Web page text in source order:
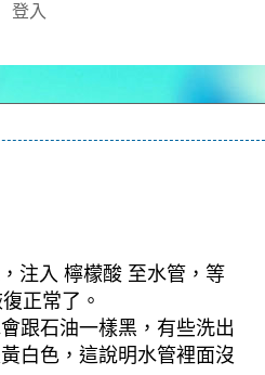
登入
注入 檸檬酸 至水管，等
正常了。
跟石油一樣黑，有些洗出
白色，這說明水管裡面沒